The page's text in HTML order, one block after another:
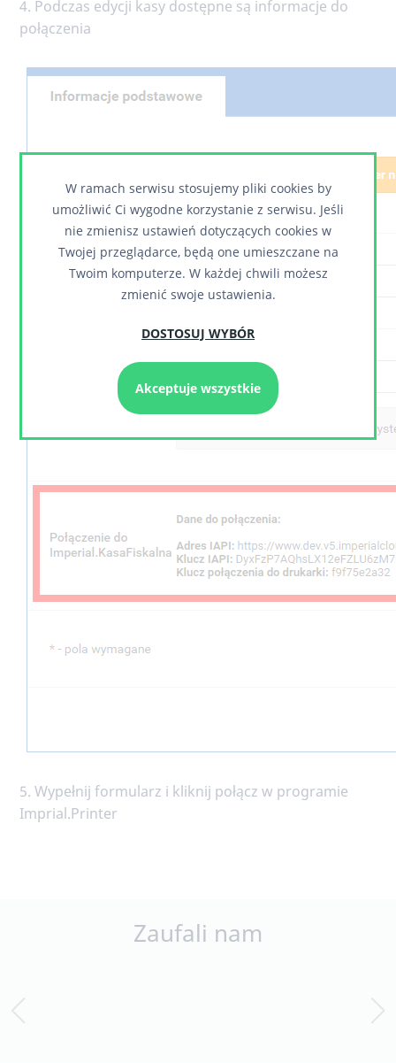
4. Podczas edycji kasy dostępne są informacje do
połączenia
5. Wypełnij formularz i kliknij połącz w programie
Imprial.Printer
Zaufali nam
W ramach serwisu stosujemy pliki cookies by
umożliwić Ci wygodne korzystanie z serwisu. Jeśli
nie zmienisz ustawień dotyczących cookies w
Twojej przeglądarce, będą one umieszczane na
Twoim komputerze. W każdej chwili możesz
zmienić swoje ustawienia.
DOSTOSUJ WYBÓR
Akceptuje wszystkie